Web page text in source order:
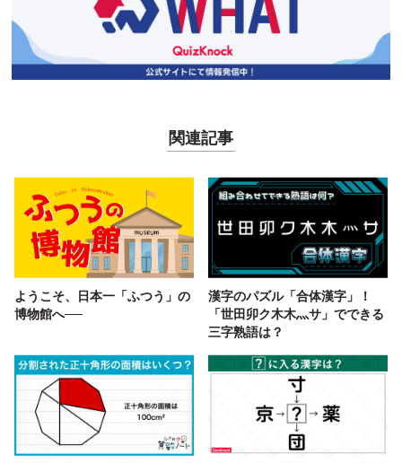
関連記事
ようこそ、日本一「ふつう」の
博物館へ──
漢字のパズル「合体漢字」！
「世田卯ク木木灬サ」でできる
三字熟語は？